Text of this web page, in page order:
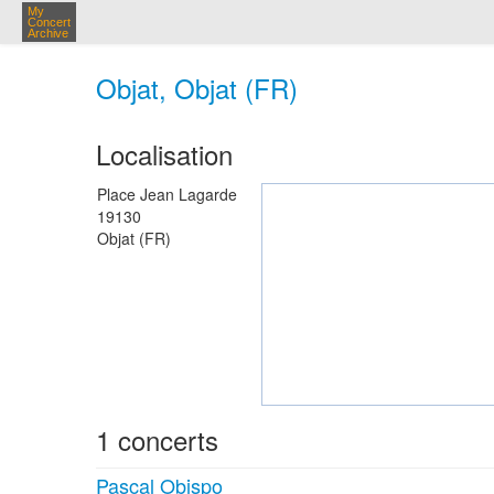
My
Concert
Archive
Objat, Objat (FR)
Localisation
Place Jean Lagarde
19130
Objat (FR)
1 concerts
Pascal Obispo